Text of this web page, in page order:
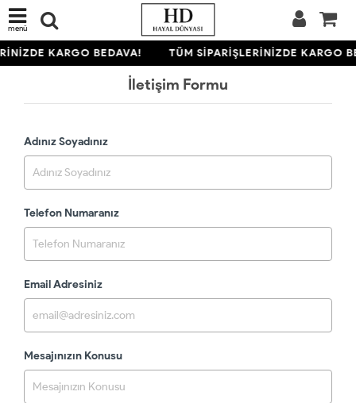
menü
KARGO BEDAVA! TÜM SİPARİŞLERİNİZDE KARGO
İletişim Formu
Adınız Soyadınız
Telefon Numaranız
Email Adresiniz
Mesajınızın Konusu